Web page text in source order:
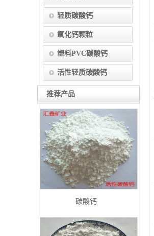
轻质碳酸钙
氧化钙颗粒
塑料PVC碳酸钙
活性轻质碳酸钙
推荐产品
碳酸钙